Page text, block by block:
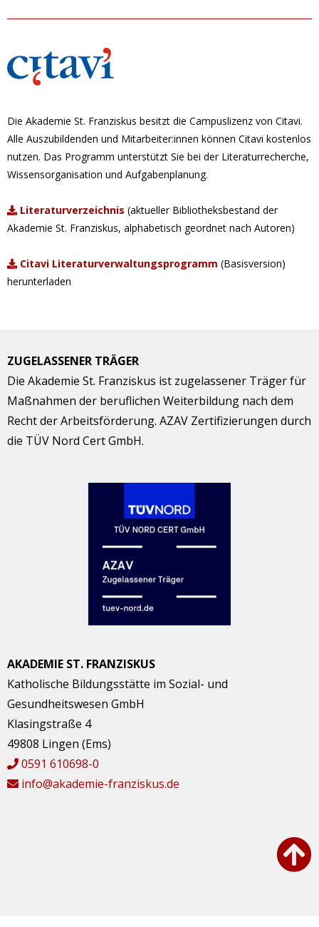
Die Akademie St. Franziskus besitzt die Campuslizenz von Citavi.
Alle Auszubildenden und Mitarbeiter:innen können Citavi kostenlos
nutzen. Das Programm unterstützt Sie bei der Literaturrecherche,
Wissensorganisation und Aufgabenplanung.
Literaturverzeichnis (aktueller Bibliotheksbestand der
Akademie St. Franziskus, alphabetisch geordnet nach Autoren)
Citavi Literaturverwaltungsprogramm (Basisversion)
herunterladen
ZUGELASSENER TRÄGER
Die Akademie St. Franziskus ist zugelassener Träger für
Maßnahmen der beruflichen Weiterbildung nach dem
Recht der Arbeitsförderung. AZAV Zertifizierungen durch
die TÜV Nord Cert GmbH.
AKADEMIE ST. FRANZISKUS
Katholische Bildungsstätte im Sozial- und
Gesundheitswesen GmbH
Klasingstraße 4
49808 Lingen (Ems)
0591 610698-0
info@akademie-franziskus.de